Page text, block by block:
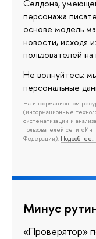
Селдона,
персонажа
основе модель
новости, исходя
пользователей
Не волнуйтесь:
персональные
На информационном
(информационные
систематизации и
пользователей сети
Федерации). Подробнее…
Минус
«Проверятор»